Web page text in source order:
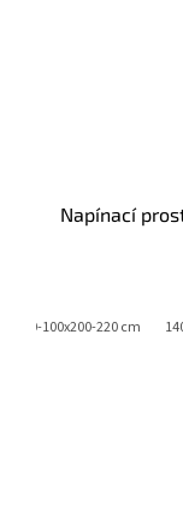
Napínací
90-100x200-220 cm